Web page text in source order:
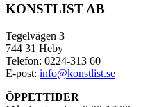
KONSTLIST AB
Tegelvägen 3
744 31 Heby
Telefon: 0224-313 60
E-post: info@konstlist.se
ÖPPETTIDER